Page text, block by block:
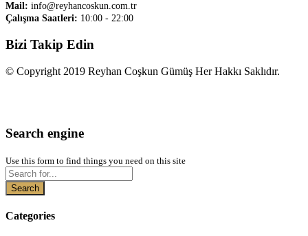
Mail: info@reyhancoskun.com.tr
Çalışma Saatleri: 10:00 - 22:00
Bizi Takip Edin
© Copyright 2019 Reyhan Coşkun Gümüş Her Hakkı Saklıdır.
Search engine
Use this form to find things you need on this site
Search
Categories